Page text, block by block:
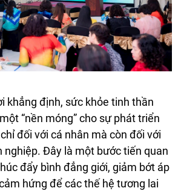
khẳng định, sức khỏe tinh thần
“nền móng” cho sự phát triển
đối với cá nhân mà còn đối với
nghiệp. Đây là một bước tiến quan
đẩy bình đẳng giới, giảm bớt áp
hứng để các thế hệ tương lai